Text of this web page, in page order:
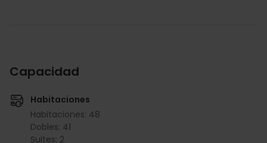
Capacidad
Habitaciones
Habitaciones: 48
Dobles: 41
Suites: 2